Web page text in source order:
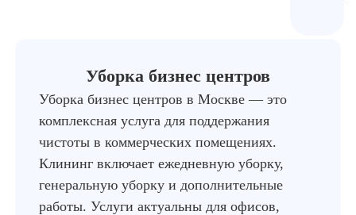
Уборка бизнес центров
Уборка бизнес центров в Москве — это
комплексная услуга для поддержания
чистоты в коммерческих помещениях.
Клининг включает ежедневную уборку,
генеральную уборку и дополнительные
работы. Услуги актуальны для офисов,